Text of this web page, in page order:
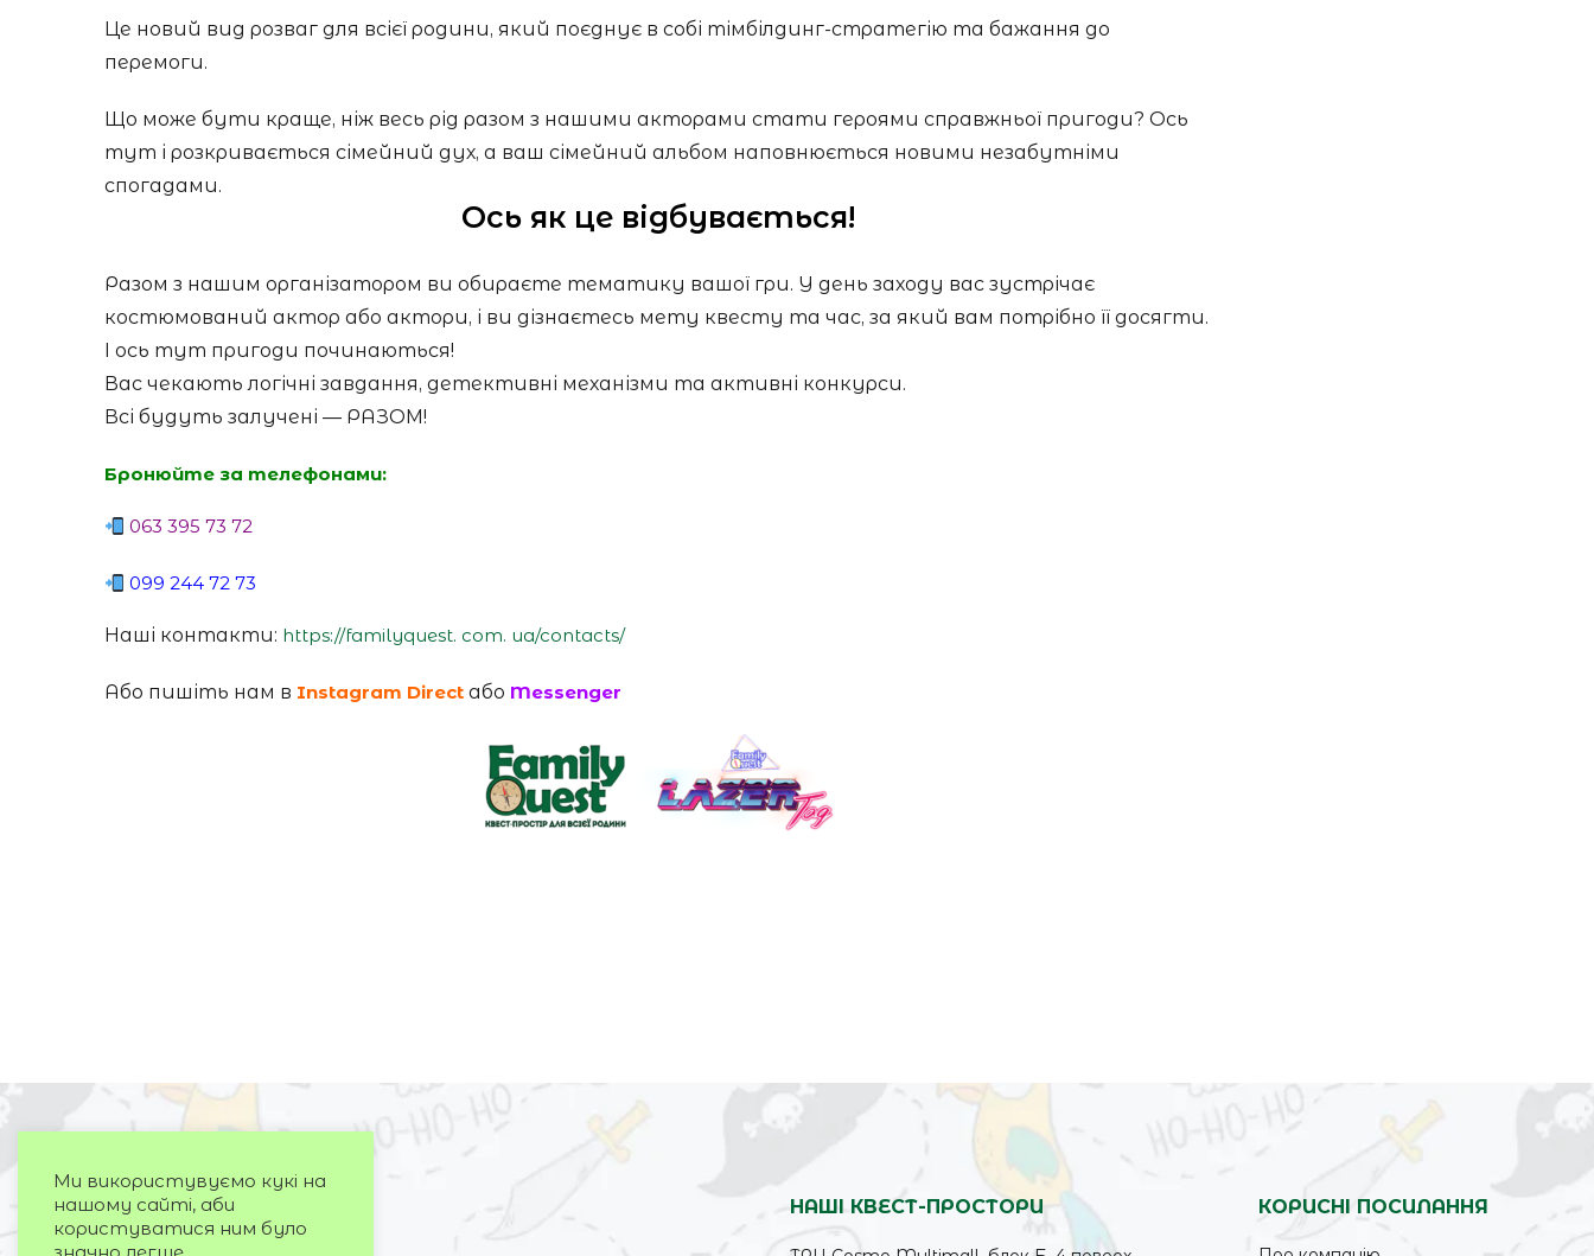
Це новий вид розваг для всієї родини, який поєднує в собі тімбілдинг-стратегію та бажання до
перемоги.
Що може бути краще, ніж весь рід разом з нашими акторами стати героями справжньої пригоди? Ось
тут і розкривається сімейний дух, а ваш сімейний альбом наповнюється новими незабутніми
спогадами.
Ось як це відбувається!
Разом з нашим організатором ви обираєте тематику вашої гри. У день заходу вас зустрічає
костюмований актор або актори, і ви дізнаєтесь мету квесту та час, за який вам потрібно її досягти.
І ось тут пригоди починаються!
Вас чекають логічні завдання, детективні механізми та активні конкурси.
Всі будуть залучені — РАЗОМ!
Бронюйте за телефонами:
063 395 73 72
099 244 72 73
Наші контакти: https://familyquest. com. ua/contacts/
Або пишіть нам в Instagram Direct або Messenger
НАШІ КВЕСТ-ПРОСТОРИ КОРИСНІ ПОСИЛАННЯ
Ми використувуємо кукі на
нашому сайті, аби
користуватися ним було